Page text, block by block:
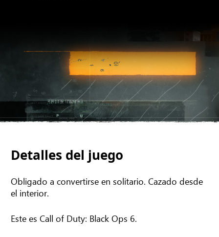
Detalles del juego
Obligado a convertirse en solitario. Cazado desde
el interior.
Este es Call of Duty: Black Ops 6.